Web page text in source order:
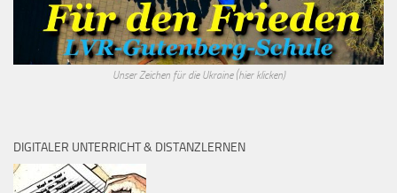
Unser Zeichen für die Ukraine (hier klicken)
DIGITALER UNTERRICHT & DISTANZLERNEN